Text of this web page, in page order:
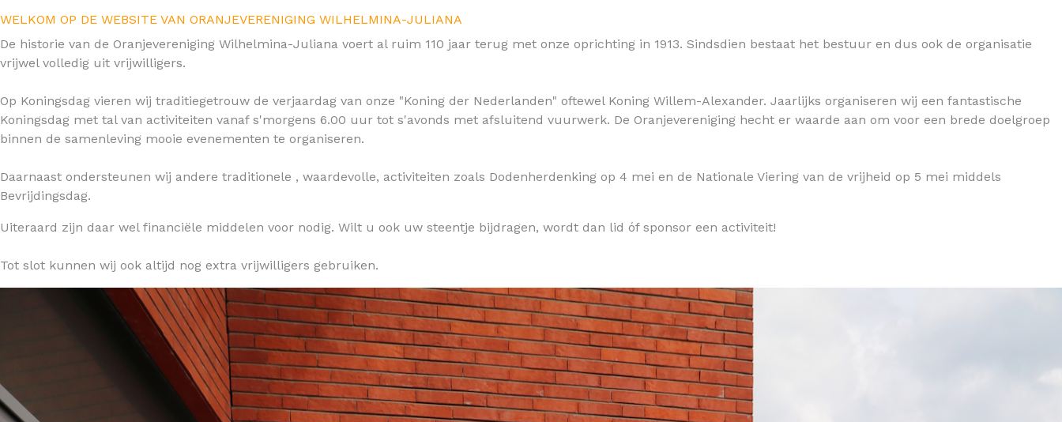
WELKOM OP DE WEBSITE VAN ORANJEVERENIGING WILHELMINA-JULIANA
De historie van de Oranjevereniging Wilhelmina-Juliana voert al ruim 110 jaar terug met onze oprichting in 1913. Sindsdien bestaat het bestuur en dus ook de organisatie
vrijwel volledig uit vrijwilligers.
Op Koningsdag vieren wij traditiegetrouw de verjaardag van onze "Koning der Nederlanden" oftewel Koning Willem-Alexander. Jaarlijks organiseren wij een fantastische
Koningsdag met tal van activiteiten vanaf s'morgens 6.00 uur tot s'avonds met afsluitend vuurwerk. De Oranjevereniging hecht er waarde aan om voor een brede doelgroep
binnen de samenleving mooie evenementen te organiseren.
Daarnaast ondersteunen wij andere traditionele , waardevolle, activiteiten zoals Dodenherdenking op 4 mei en de Nationale Viering van de vrijheid op 5 mei middels
Bevrijdingsdag.
Uiteraard zijn daar wel financiële middelen voor nodig. Wilt u ook uw steentje bijdragen, wordt dan lid óf sponsor een activiteit!
Tot slot kunnen wij ook altijd nog extra vrijwilligers gebruiken.